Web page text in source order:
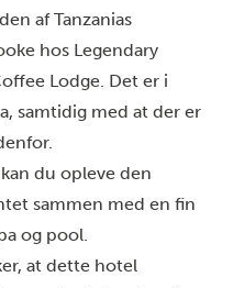
af Tanzanias
hos Legendary
Lodge . Det er i
samtidig med at der er
du opleve den
sammen med en fin
og pool.
at dette hotel